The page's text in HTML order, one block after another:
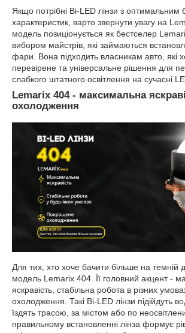
Якщо потрібні Bi-LED лінзи з оптимальним
характеристик, варто звернути увагу на
модель позиціонується як бестселер
вибором майстрів, які займаються
фари. Вона підходить власникам авто, які
перевірене та універсальне рішення для
слабкого штатного освітлення на сучасні
Lemarix 404 - максимальна
охолодження
Для тих, хто хоче бачити більше на темній
модель Lemarix 404. Її головний акцент -
яскравість, стабільна робота в різних
охолодження. Такі Bi-LED лінзи підійдуть
їздять трасою, за містом або по
правильному встановленні лінза формує